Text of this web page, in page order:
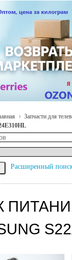
Запчасти для
Расширенный